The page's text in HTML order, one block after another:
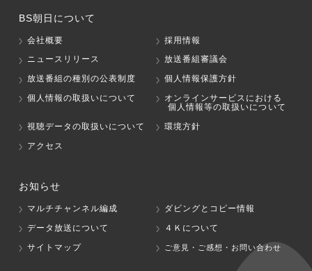
BS朝日について
会社概要
採用情報
ニュースリリース
放送番組審議会
放送番組の種別の公表制度
個人情報保護方針
個人情報の取扱いについて
オンラインサービスにおける
個人情報等の取扱いについて
視聴データの取扱いについて
環境方針
アクセス
お知らせ
マルチチャンネル編成
ダビングとコピー情報
データ放送について
４Ｋについて
サイトマップ
ご意見・ご感想・お問い合わせ